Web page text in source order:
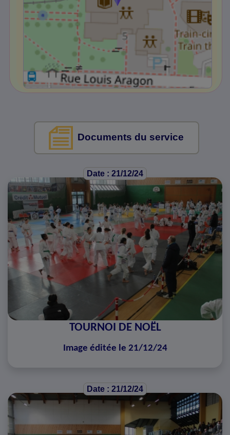
Documents du service
Date : 21/12/24
TOURNOI DE NOËL
Image éditée le 21/12/24
Date : 21/12/24